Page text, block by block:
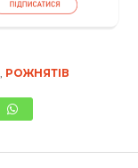
РОЖНЯТІВ